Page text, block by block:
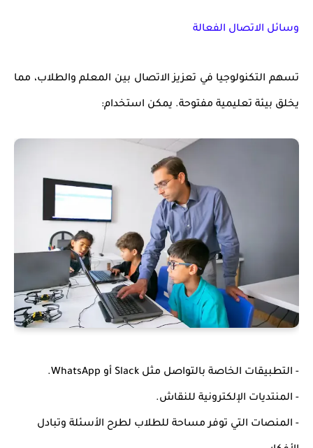
وسائل الاتصال الفعالة
تسهم التكنولوجيا في تعزيز الاتصال بين المعلم والطلاب، مما
يخلق بيئة تعليمية مفتوحة. يمكن استخدام:
- التطبيقات الخاصة بالتواصل مثل Slack أو WhatsApp.
- المنتديات الإلكترونية للنقاش.
- المنصات التي توفر مساحة للطلاب لطرح الأسئلة وتبادل